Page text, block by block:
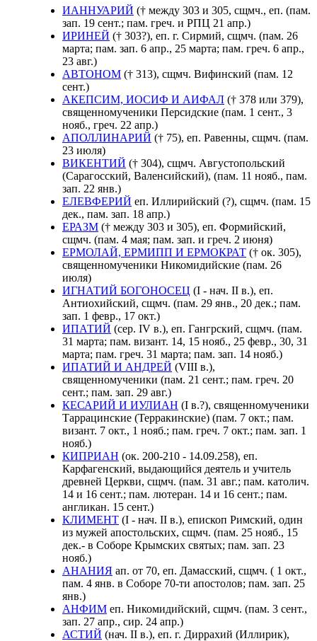
ИАННУАРИЙ († между 303 и 305, сщмч., еп. (пам.
зап. 19 сент.; пам. греч. и РПЦ 21 апр.)
ИРИНЕЙ († 303?), еп. г. Сирмий, сщмч. (пам. 26
марта; пам. зап. 6 апр., 25 марта; пам. греч. 6 апр.,
23 авг.)
АВТОНОМ († 313), сщмч. Вифинский (пам. 12
сент.)
АКЕПСИМ, ИОСИФ И АИФАЛ († 378 или 379),
священномученики Персидские (пам. 1 сент., 3
нояб., греч. 22 апр.)
АПОЛЛИНАРИЙ († 75), еп. Равенны, сщмч. (пам.
23 июля)
ВИКЕНТИЙ († 304), сщмч. Августопольский
(Сарагосский, Валенсийский), (пам. 11 нояб., пам.
зап. 22 янв.)
ЕЛЕВФЕРИЙ еп. Иллирийский (?), сщмч. (пам. 15
дек., пам. зап. 18 апр.)
ЕРАЗМ († между 303 и 305), еп. Формийский,
сщмч. (пам. 4 мая; пам. зап. и греч. 2 июня)
ЕРМОЛАЙ, ЕРМИПП И ЕРМОКРАТ († ок. 305),
священномученики Никомидийские (пам. 26
июля)
ИГНАТИЙ БОГОНОСЕЦ (I - нач. II в.), еп.
Антиохийский, сщмч. (пам. 29 янв., 20 дек.; пам.
зап. 1 февр., 17 окт.)
ИПАТИЙ (сер. IV в.), еп. Гангрский, сщмч. (пам.
31 марта; пам. визант. 14, 15 нояб., 25 февр., 30, 31
марта; пам. греч. 31 марта; пам. зап. 14 нояб.)
ИПАТИЙ И АНДРЕЙ (VIII в.),
священномученики (пам. 21 сент.; пам. греч. 20
сент.; пам. зап. 29 авг.)
КЕСАРИЙ И ИУЛИАН (I в.?), священномученики
Таррацинские (Терракинские) (пам. 7 окт.; пам.
визант. 7 окт., 1 нояб.; пам. греч. 7 окт.; пам. зап. 1
нояб.)
КИПРИАН (ок. 200-210 - 14.09.258), еп.
Карфагенский, выдающийся деятель и учитель
древней Церкви, сщмч. (пам. 31 авг.; пам. католич.
14 и 16 сент.; пам. лютеран. 14 и 16 сент.; пам.
англикан. 15 сент.)
КЛИМЕНТ (I - нач. II в.), епископ Римский, один
из мужей апостольских, сщмч. (пам. 25 нояб., 15
дек.- в Соборе Крымских святых; пам. зап. 23
нояб.)
АНАНИЯ ап. от 70, еп. Дамасский, сщмч. ( 1 окт.,
пам. 4 янв. в Соборе 70-ти апостолов; пам. зап. 25
янв.)
АНФИМ еп. Никомидийский, сщмч. (пам. 3 cент.,
зап. 27 апр., сир. 24 апр.)
АСТИЙ (нач. II в.), еп. г. Диррахий (Иллирик),